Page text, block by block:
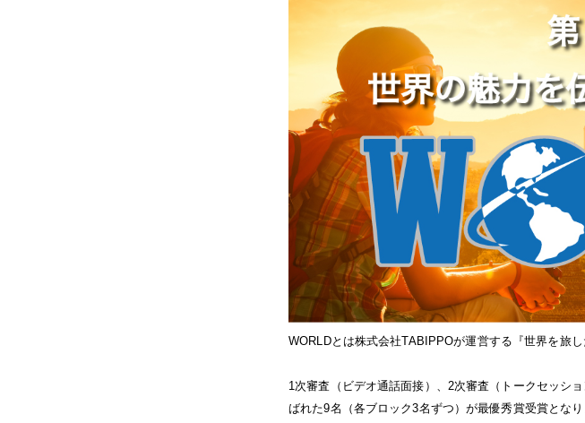
WORLDとは株式会社TABIPPOが運営する『世界を旅
1次審査（ビデオ通話面接）、2次審査（トークセッシ
ばれた9名（各ブロック3名ずつ）が最優秀賞受賞となり